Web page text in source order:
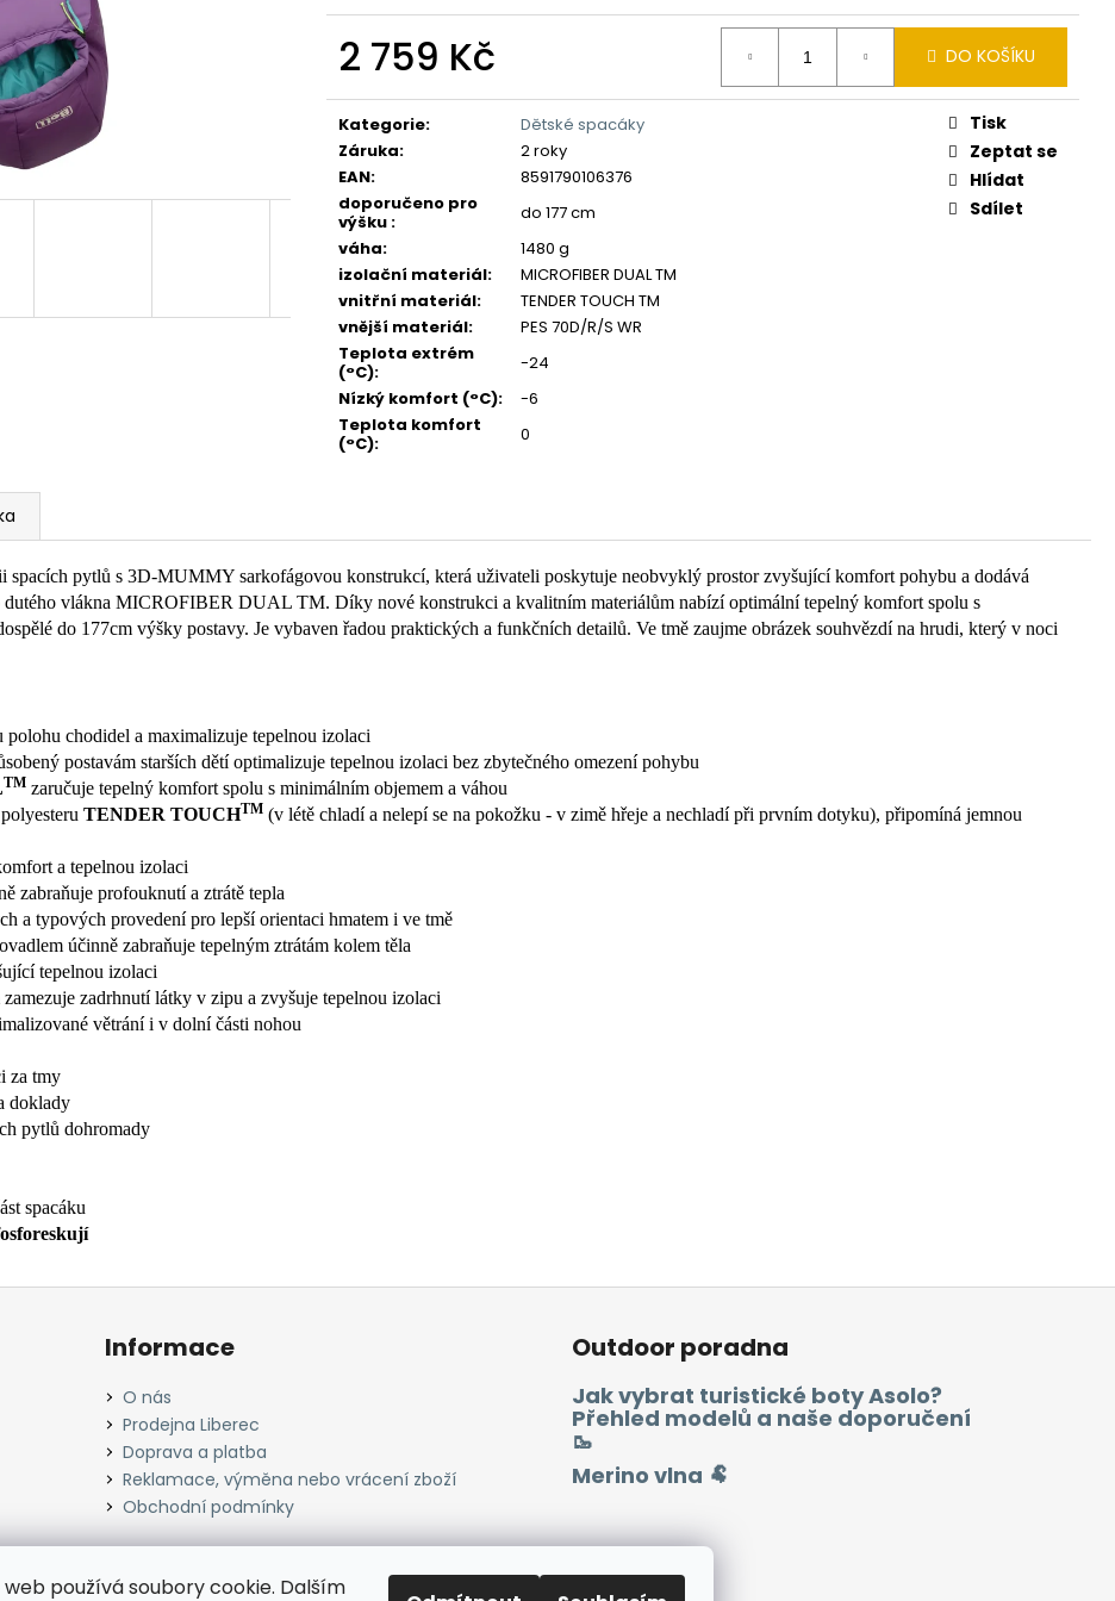
používá soubory cookie. Dalším
2 759 Kč
cena:
DO KOŠÍKU
Kategorie:
Dětské spacáky
Záruka:
2 roky
EAN:
8591790106376
doporučeno pro
výšku :
do 177 cm
váha:
1480 g
izolační materiál:
MICROFIBER DUAL TM
vnitřní materiál:
TENDER TOUCH TM
vnější materiál:
PES 70D/R/S WR
Teplota extrém
(°C):
-24
Nízký komfort (°C):
-6
Teplota komfort
(°C): 0
Tisk
Zeptat se
Hlídat
Sdílet
pytlů s 3D-MUMMY sarkofágovou konstrukcí, která uživateli poskytuje neobvyklý prostor zvyšující komfort pohybu a dodává
dutého vlákna MICROFIBER DUAL TM. Díky nové konstrukci a kvalitním materiálům nabízí optimální tepelný komfort spolu s
do 177cm výšky postavy. Je vybaven řadou praktických a funkčních detailů. Ve tmě zaujme obrázek souhvězdí na hrudi, který v noci
chodidel a maximalizuje tepelnou izolaci
postavám starších dětí optimalizuje tepelnou izolaci bez zbytečného omezení pohybu
TM zaručuje tepelný komfort spolu s minimálním objemem a váhou
TENDER TOUCHTM (v létě chladí a nelepí se na pokožku - v zimě hřeje a nechladí při prvním dotyku), připomíná jemnou
a tepelnou izolaci
zabraňuje profouknutí a ztrátě tepla
a typových provedení pro lepší orientaci hmatem i ve tmě
účinně zabraňuje tepelným ztrátám kolem těla
tepelnou izolaci
zadrhnutí látky v zipu a zvyšuje tepelnou izolaci
větrání i v dolní části nohou
za tmy
doklady
pytlů dohromady
spacáku
Informace
O nás
Prodejna Liberec
Doprava a platba
Reklamace, výměna nebo vrácení zboží
Obchodní podmínky
Outdoor poradna
Jak vybrat turistické boty Asolo?
Přehled modelů a naše doporučení
🥾
Merino vlna 🐏